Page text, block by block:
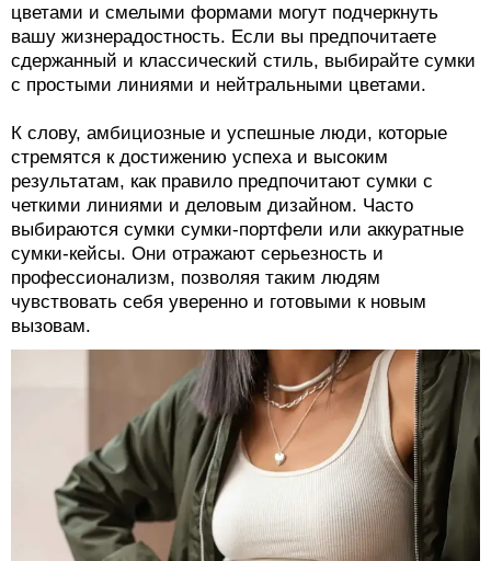
цветами и смелыми формами могут подчеркнуть
вашу жизнерадостность. Если вы предпочитаете
сдержанный и классический стиль, выбирайте сумки
с простыми линиями и нейтральными цветами.
К слову, амбициозные и успешные люди, которые
стремятся к достижению успеха и высоким
результатам, как правило предпочитают сумки с
четкими линиями и деловым дизайном. Часто
выбираются сумки сумки-портфели или аккуратные
сумки-кейсы. Они отражают серьезность и
профессионализм, позволяя таким людям
чувствовать себя уверенно и готовыми к новым
вызовам.